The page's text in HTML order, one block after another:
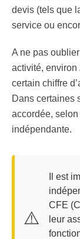
devis (tels que
service ou
A ne pas
activité, environ
certain chiffre
Dans certaines
accordée, selon
indépendante.
⚠️
Il est
CFE
leur